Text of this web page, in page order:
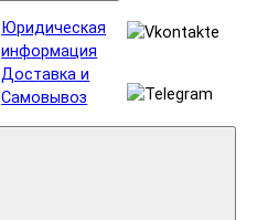
Юридическая
информация
Доставка и
Самовывоз